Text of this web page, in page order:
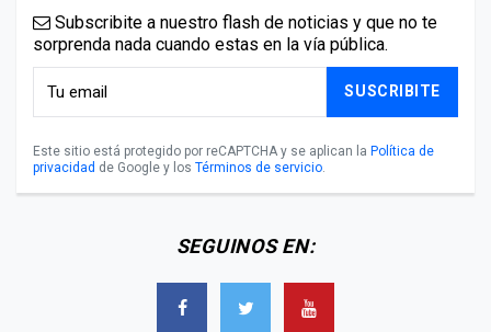
Subscribite a nuestro flash de noticias y que no te
sorprenda nada cuando estas en la vía pública.
SUSCRIBITE
Este sitio está protegido por reCAPTCHA y se aplican la Política de
privacidad de Google y los Términos de servicio.
SEGUINOS EN: